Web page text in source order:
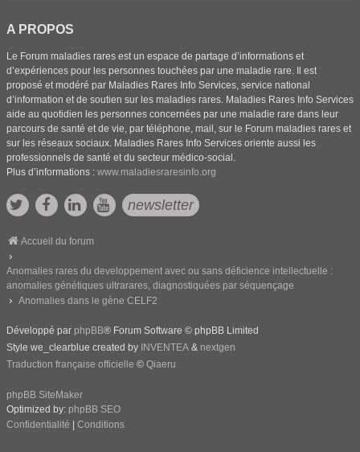
A PROPOS
Le Forum maladies rares est un espace de partage d’informations et
d’expériences pour les personnes touchées par une maladie rare. Il est
proposé et modéré par Maladies Rares Info Services, service national
d’information et de soutien sur les maladies rares. Maladies Rares Info Services
aide au quotidien les personnes concernées par une maladie rare dans leur
parcours de santé et de vie, par téléphone, mail, sur le Forum maladies rares et
sur les réseaux sociaux. Maladies Rares Info Services oriente aussi les
professionnels de santé et du secteur médico-social.
Plus d’informations : www.maladiesraresinfo.org
newsletter
Accueil du forum
Anomalies rares du developpement avec ou sans déficience intellectuelle :
anomalies génétiques ultrarares, diagnostiquées par séquençage
Anomalies dans le gène CELF2
Développé par phpBB® Forum Software © phpBB Limited
Style we_clearblue created by INVENTEA & nextgen
Traduction française officielle © Qiaeru
phpBB SiteMaker
Optimized by: phpBB SEO
Confidentialité
Conditions